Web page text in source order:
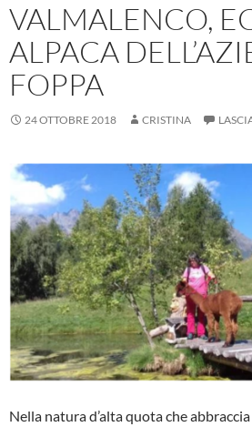
VALMALENCO,
ALPACA
FOPPA
24 OTTOBRE 2018 CRISTINA
Nella natura d’alta quota che